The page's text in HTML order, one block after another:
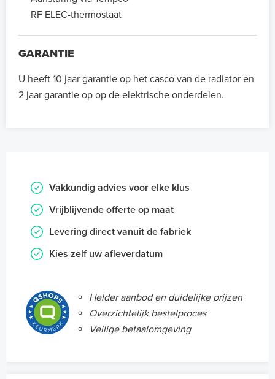
RF ELEC-thermostaat
GARANTIE
U heeft 10 jaar garantie op het casco van de radiator en
2 jaar garantie op op de elektrische onderdelen.
Vakkundig advies voor elke klus
Vrijblijvende offerte op maat
Levering direct vanuit de fabriek
Kies zelf uw afleverdatum
Helder aanbod en duidelijke prijzen
Overzichtelijk bestelproces
Veilige betaalomgeving